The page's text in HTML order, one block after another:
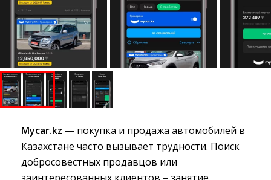
Mycar.kz — покупка и продажа автомобилей в
Казахстане часто вызывает трудности. Поиск
добросовестных продавцов или